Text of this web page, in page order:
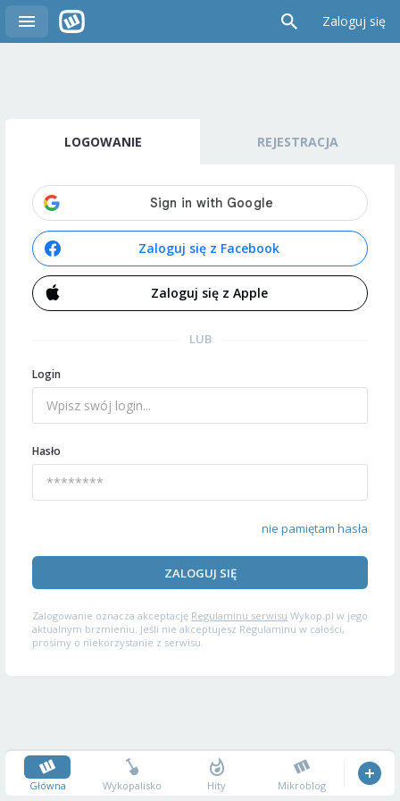
Zaloguj się
LOGOWANIE REJESTRACJA
Zaloguj się z Facebook
Zaloguj się z Apple
LUB
Login
Hasło
nie pamiętam hasła
ZALOGUJ SIĘ
Zalogowanie oznacza akceptację Regulaminu serwisu Wykop.pl w jego
aktualnym brzmieniu. Jeśli nie akceptujesz Regulaminu w całości,
prosimy o niekorzystanie z serwisu.
Główna Wykopalisko Hity Mikroblog